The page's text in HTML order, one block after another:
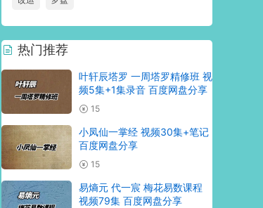
热门推荐
叶轩辰塔罗 一周塔罗精修班 视
频5集+1集录音 百度网盘分享
15
小凤仙一掌经 视频30集+笔记
百度网盘分享
15
易熵元 代一宸 梅花易数课程
视频79集 百度网盘分享